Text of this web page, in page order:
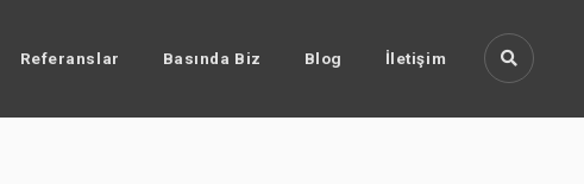
Referanslar Basında Biz Blog İletişim